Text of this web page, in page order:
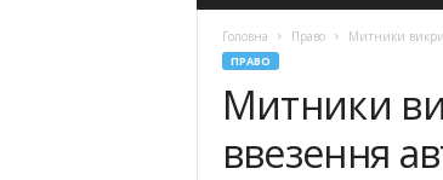
Головна Право Митники
ПРАВО
Митники
ввезення